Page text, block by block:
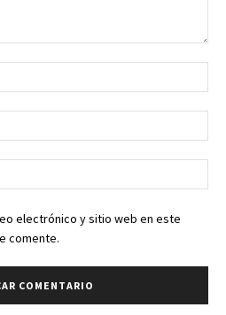
electrónico y sitio web en este
comente.